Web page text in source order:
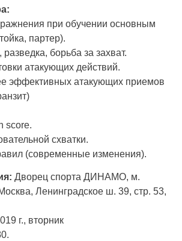
при обучении основным
партер).
борьба за захват.
атакующих действий.
эффективных атакующих приемов
score.
схватки.
(современные изменения).
Дворец спорта ДИНАМО, м.
Ленинградское ш. 39, стр. 53,
г., вторник